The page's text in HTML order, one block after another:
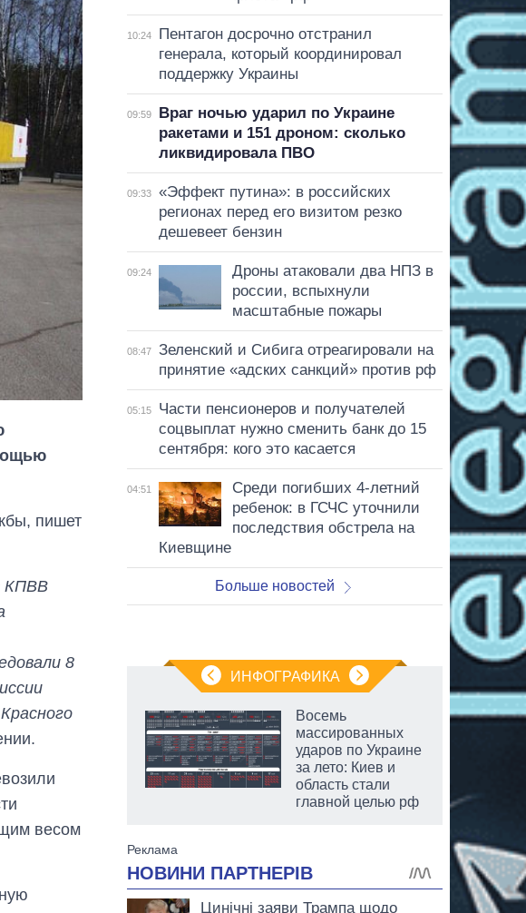
пишет
КПВВ
8
весом
10:24
Пентагон досрочно отстранил
генерала, который координировал
поддержку Украины
09:59
Враг ночью ударил по Украине
ракетами и 151 дроном: сколько
ликвидировала ПВО
09:33
«Эффект путина»: в российских
регионах перед его визитом резко
дешевеет бензин
09:24
Дроны атаковали два НПЗ в
россии, вспыхнули
масштабные пожары
08:47
Зеленский и Сибига отреагировали на
принятие «адских санкций» против рф
05:15
Части пенсионеров и получателей
соцвыплат нужно сменить банк до 15
сентября: кого это касается
04:51
Среди погибших 4-летний
ребенок: в ГСЧС уточнили
последствия обстрела на
Киевщине
Больше новостей
ИНФОГРАФИКА
за 10 лет
и
Восемь
массированных
ударов по Украине
за лето: Киев и
область стали
главной целью рф